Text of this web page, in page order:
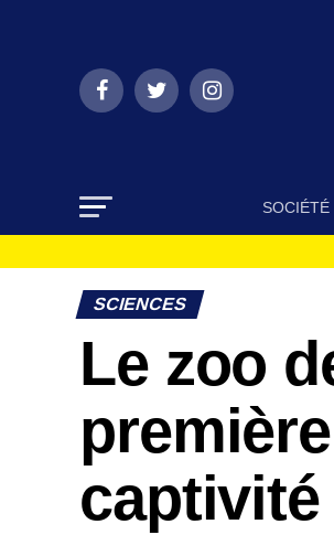
SOCIÉTÉ
SCIENCES
Le zoo
captivité